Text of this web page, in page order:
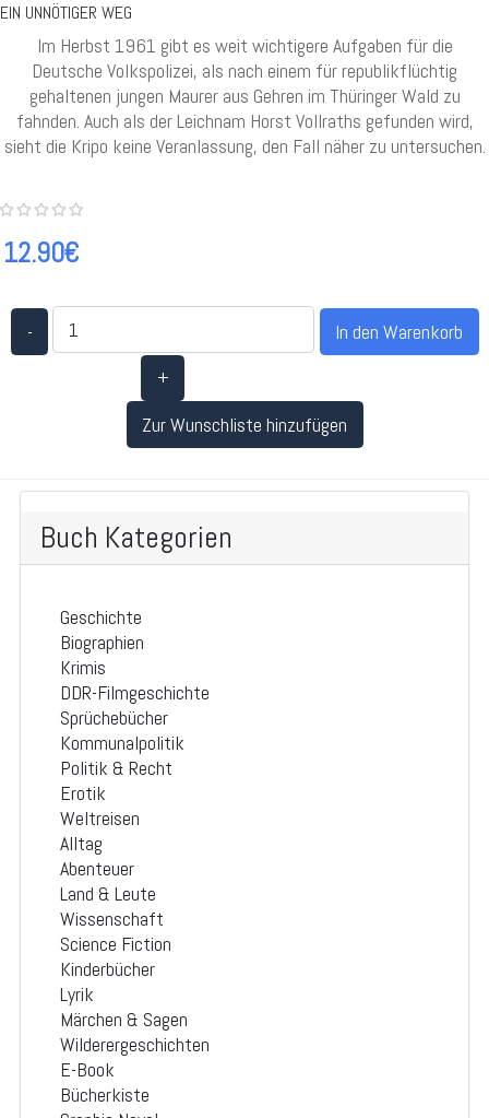
EIN UNNÖTIGER WEG
Im Herbst 1961 gibt es weit wichtigere Aufgaben für die
Deutsche Volkspolizei, als nach einem für republikflüchtig
gehaltenen jungen Maurer aus Gehren im Thüringer Wald zu
fahnden. Auch als der Leichnam Horst Vollraths gefunden wird,
sieht die Kripo keine Veranlassung, den Fall näher zu untersuchen.
12.90€
-
+
Zur Wunschliste hinzufügen
Buch Kategorien
Geschichte
Biographien
Krimis
DDR-Filmgeschichte
Sprüchebücher
Kommunalpolitik
Politik & Recht
Erotik
Weltreisen
Alltag
Abenteuer
Land & Leute
Wissenschaft
Science Fiction
Kinderbücher
Lyrik
Märchen & Sagen
Wilderergeschichten
E-Book
Bücherkiste